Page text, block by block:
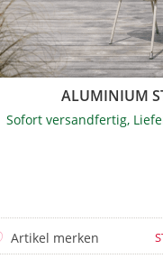
ALUMINIUM
Sofort versandfertig,
Artikel merken